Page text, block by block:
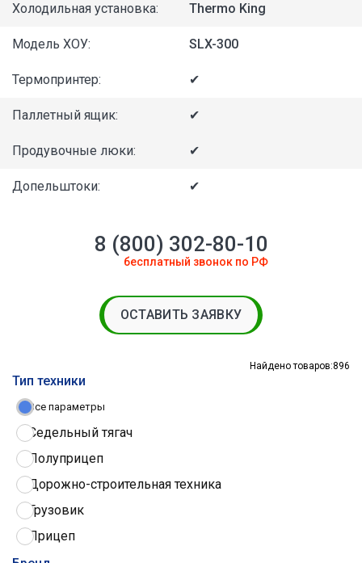
Найдено товаров:896
Тип техники
Все параметры
Седельный тягач
Полуприцеп
Дорожно-строительная техника
Грузовик
Прицеп
Холодильная установка: Thermo King
Модель ХОУ: SLX-300
Термопринтер: ✔
Паллетный ящик: ✔
Продувочные люки: ✔
Допельштоки: ✔
8 (800) 302-80-10
бесплатный звонок по РФ
ОСТАВИТЬ ЗАЯВКУ